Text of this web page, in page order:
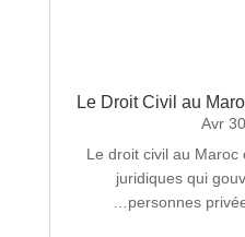
Le Droit Civil au
Avr
Le droit civil au Maroc
juridiques qui
personnes